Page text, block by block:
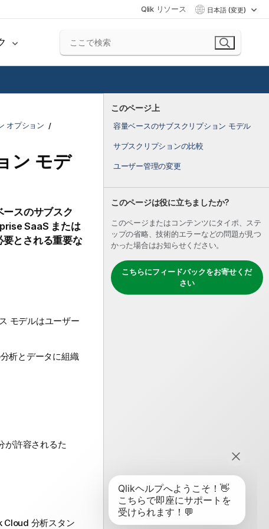
Qlik リソース 日本語 (変更)
このページ上
容量ベースのサブスクリプション モデル
サブスクリプションの比較
ユーザー管理の変更
このページは役に立ちましたか?
このページまたはコンテンツにタイポ、ステ
ップの省略、技術的エラーなどの問題が見つ
かった場合はお知らせください。
こちらにフィードバックをお寄せくだ
さい
オプション
ン モデ
スのサブスク
SaaS または
とされる重要な
モデルはユーザー
析とデータに組織
が許容されるた
Cloud 分析スタン